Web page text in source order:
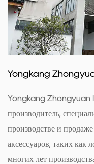
Yongkang
Yongkang Zhongyuan
производитель,
производстве и
аксессуаров, таких как
многих лет